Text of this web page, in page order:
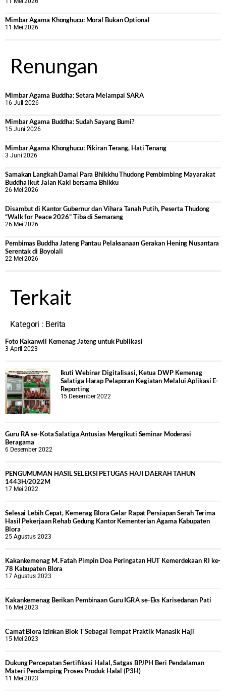
Mimbar Agama Khonghucu: Moral Bukan Optional
11 Mei 2026
Renungan
Mimbar Agama Buddha: Setara Melampai SARA
16 Juli 2026
Mimbar Agama Buddha: Sudah Sayang Bumi?
15 Juni 2026
Mimbar Agama Khonghucu: Pikiran Terang, Hati Tenang
3 Juni 2026
Samakan Langkah Damai Para Bhikkhu Thudong Pembimbing Mayarakat
Buddha Ikut Jalan Kaki bersama Bhikku
26 Mei 2026
Disambut di Kantor Gubernur dan Vihara Tanah Putih, Peserta Thudong
“Walk for Peace 2026” Tiba di Semarang
26 Mei 2026
‎Pembimas Buddha Jateng Pantau Pelaksanaan Gerakan Hening Nusantara
Serentak di Boyolali
22 Mei 2026
Terkait
Kategori : Berita
Foto Kakanwil Kemenag Jateng untuk Publikasi
3 April 2023
Ikuti Webinar Digitalisasi, Ketua DWP Kemenag
Salatiga Harap Pelaporan Kegiatan Melalui Aplikasi E-
Reporting
15 Desember 2022
Guru RA se-Kota Salatiga Antusias Mengikuti Seminar Moderasi
Beragama
6 Desember 2022
PENGUMUMAN HASIL SELEKSI PETUGAS HAJI DAERAH TAHUN
1443H/2022M
17 Mei 2022
Selesai Lebih Cepat, Kemenag Blora Gelar Rapat Persiapan Serah Terima
Hasil Pekerjaan Rehab Gedung Kantor Kementerian Agama Kabupaten
Blora
25 Agustus 2023
Kakankemenag M. Fatah Pimpin Doa Peringatan HUT Kemerdekaan RI ke-
78 Kabupaten Blora
17 Agustus 2023
Kakankemenag Berikan Pembinaan Guru IGRA se-Eks Karisedanan Pati
16 Mei 2023
Camat Blora Izinkan Blok T Sebagai Tempat Praktik Manasik Haji
15 Mei 2023
Dukung Percepatan Sertifikasi Halal, Satgas BPJPH Beri Pendalaman
Materi Pendamping Proses Produk Halal (P3H)
11 Mei 2023